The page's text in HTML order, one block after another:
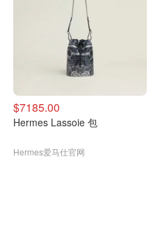
$7185.00
Hermes Lassoie 包
Hermes爱马仕官网